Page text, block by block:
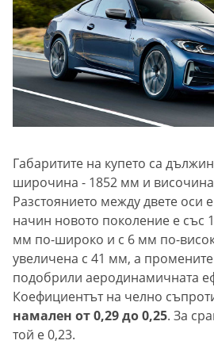
Габаритите на купето са
широчина - 1852 мм и
Разстоянието между двете оси
начин новото поколение е със
мм по-широко и с 6 мм по-
увеличена с 41 мм, а
подобрили аеродинамичната
Коефициентът на челно
намален от 0,29 до 0,25. За
той е 0,23.